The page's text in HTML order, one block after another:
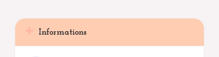
Informations